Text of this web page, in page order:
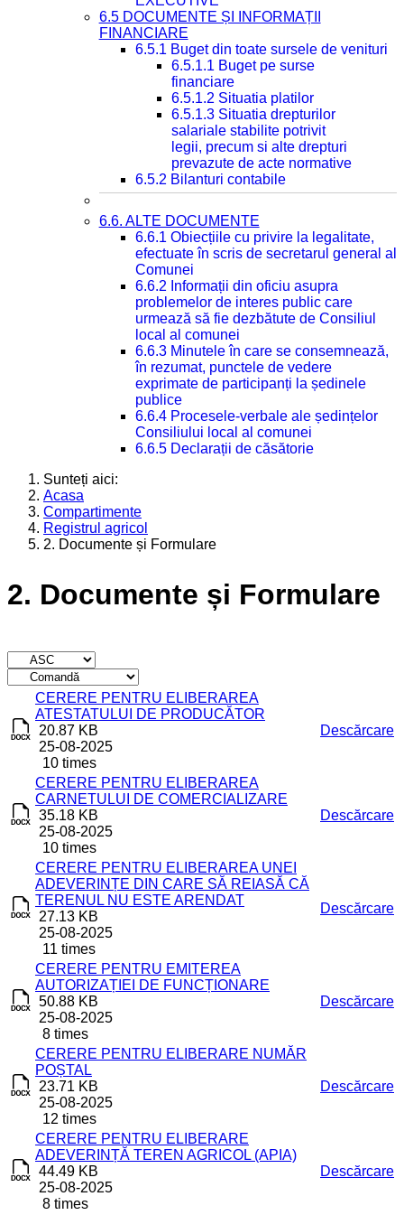
6.5 DOCUMENTE ȘI INFORMAȚII
FINANCIARE
6.5.1 Buget din toate sursele de venituri
6.5.1.1 Buget pe surse
financiare
6.5.1.2 Situatia platilor
6.5.1.3 Situatia drepturilor
salariale stabilite potrivit
legii, precum si alte drepturi
prevazute de acte normative
6.5.2 Bilanturi contabile
6.6. ALTE DOCUMENTE
6.6.1 Obiecțiile cu privire la legalitate,
efectuate în scris de secretarul general al
Comunei
6.6.2 Informații din oficiu asupra
problemelor de interes public care
urmează să fie dezbătute de Consiliul
local al comunei
6.6.3 Minutele în care se consemnează,
în rezumat, punctele de vedere
exprimate de participanți la ședinele
publice
6.6.4 Procesele-verbale ale ședințelor
Consiliului local al comunei
6.6.5 Declarații de căsătorie
Sunteți aici:
Acasa
Compartimente
Registrul agricol
2. Documente și Formulare
2. Documente și Formulare
Titlu
Descărcare
CERERE PENTRU ELIBERAREA
ATESTATULUI DE PRODUCĂTOR
20.87 KB
25-08-2025
10 times
Descărcare
CERERE PENTRU ELIBERAREA
CARNETULUI DE COMERCIALIZARE
35.18 KB
25-08-2025
10 times
Descărcare
CERERE PENTRU ELIBERAREA UNEI
ADEVERINȚE DIN CARE SĂ REIASĂ CĂ
TERENUL NU ESTE ARENDAT
27.13 KB
25-08-2025
11 times
Descărcare
CERERE PENTRU EMITEREA
AUTORIZAȚIEI DE FUNCȚIONARE
50.88 KB
25-08-2025
8 times
Descărcare
CERERE PENTRU ELIBERARE NUMĂR
POȘTAL
23.71 KB
25-08-2025
12 times
Descărcare
CERERE PENTRU ELIBERARE
ADEVERINȚĂ TEREN AGRICOL (APIA)
44.49 KB
25-08-2025
8 times
Descărcare